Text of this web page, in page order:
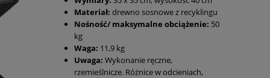
Materiał: drewno sosnowe z recyklingu
Nośność/ maksymalne obciążenie: 50
kg
Waga: 11,9 kg
Uwaga: Wykonanie ręczne,
rzemieślnicze. Różnice w odcieniach,